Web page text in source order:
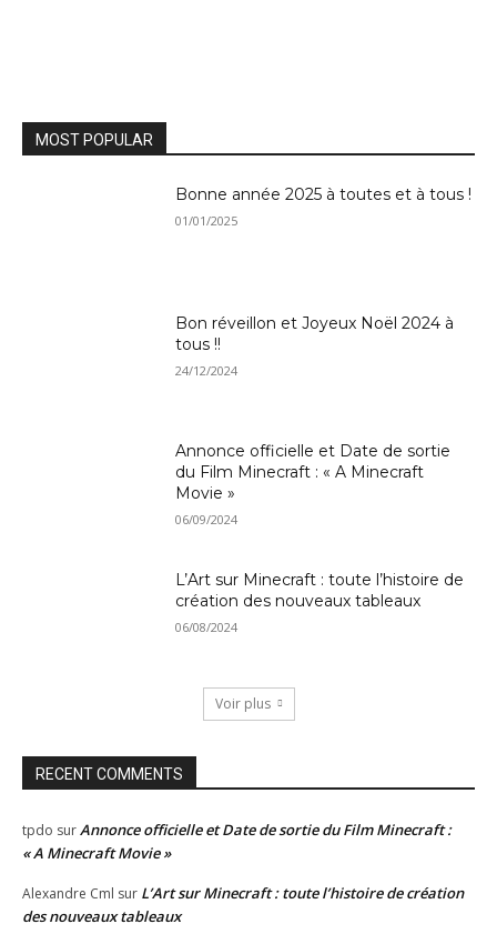
MOST POPULAR
Bonne année 2025 à toutes et à tous !
01/01/2025
Bon réveillon et Joyeux Noël 2024 à
tous !!
24/12/2024
Annonce officielle et Date de sortie
du Film Minecraft : « A Minecraft
Movie »
06/09/2024
L’Art sur Minecraft : toute l’histoire de
création des nouveaux tableaux
06/08/2024
Voir plus
RECENT COMMENTS
tpdo surAnnonce officielle et Date de sortie du Film Minecraft :
« A Minecraft Movie »
Alexandre Cml sur L’Art sur Minecraft : toute l’histoire de création
des nouveaux tableaux